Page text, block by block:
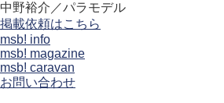
中野裕介／パラモデル
掲載依頼はこちら
msb! info
msb! magazine
msb! caravan
お問い合わせ